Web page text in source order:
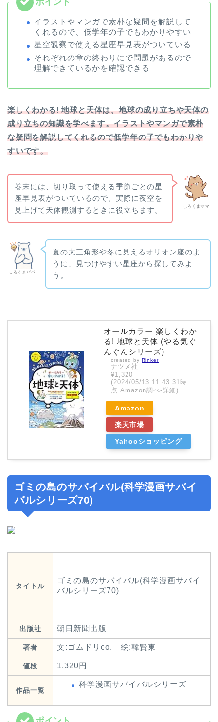
イラストやマンガで素朴な疑問を解説して
くれるので、低学年の子でもわかりやすい
星空観察で使える星座早見表がついている
それぞれの章の終わりにで問題があるので
理解できているかを確認できる
楽しくわかる! 地球と天体は、地球の成り立ちや天体の
成り立ちの知識を学べます。イラストやマンガで素朴
な疑問を解説してくれるので低学年の子でもわかりや
すいです。
しろくまママ
巻末には、切り取って使える季節ごとの星
座早見表がついているので、実際に夜空を
見上げて天体観測するときに役立ちます。
しろくまパパ
夏の大三角形や冬に見えるオリオン座のよ
うに、見つけやすい星座から探してみよ
う。
オールカラー 楽しくわか
る! 地球と天体 (やる気ぐ
んぐんシリーズ)
created by Rinker
ナツメ社
¥1,320
(2024/05/13 11:43:31時
点 Amazon調べ-詳細)
Amazon
楽天市場
Yahooショッピング
ゴミの島のサバイバル(科学漫画サバイ
バルシリーズ70)
タイトル
ゴミの島のサバイバル(科学漫画サバイ
バルシリーズ70)
出版社 朝日新聞出版
著者 文:ゴムドリco. 絵:韓賢東
値段 1,320円
作品一覧
科学漫画サバイバルシリーズ